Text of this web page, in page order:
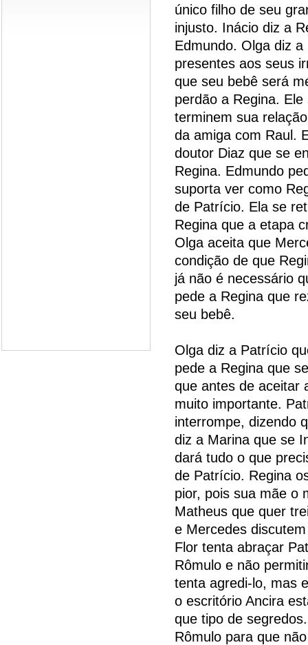
único filho de seu
injusto. Inácio diz a
Edmundo. Olga diz
presentes aos seus
que seu bebê será
perdão a Regina.
terminem sua
da amiga com Raul.
doutor Diaz que se
Regina. Edmundo
suporta ver como
de Patrício. Ela se
Regina que a etapa
Olga aceita que
condição de que
já não é necessário
pede a Regina que
seu bebê.
Olga diz a Patrício
pede a Regina que
que antes de aceitar
muito importante.
interrompe, dizendo
diz a Marina que se
dará tudo o que
de Patrício. Regina
pior, pois sua mãe o
Matheus que quer
e Mercedes
Flor tenta abraçar
Rômulo e não
tenta agredi-lo, mas
o escritório Ancira
que tipo de
Rômulo para que